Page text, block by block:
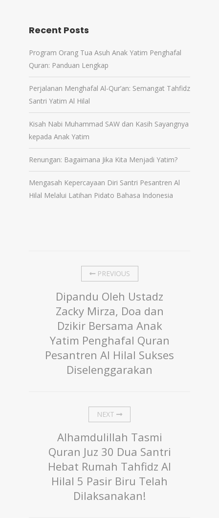
Recent Posts
Program Orang Tua Asuh Anak Yatim Penghafal
Quran: Panduan Lengkap
Perjalanan Menghafal Al-Qur’an: Semangat Tahfidz
Santri Yatim Al Hilal
Kisah Nabi Muhammad SAW dan Kasih Sayangnya
kepada Anak Yatim
Renungan: Bagaimana Jika Kita Menjadi Yatim?
Mengasah Kepercayaan Diri Santri Pesantren Al
Hilal Melalui Latihan Pidato Bahasa Indonesia
PREVIOUS
Dipandu Oleh Ustadz
Zacky Mirza, Doa dan
Dzikir Bersama Anak
Yatim Penghafal Quran
Pesantren Al Hilal Sukses
Diselenggarakan
NEXT
Alhamdulillah Tasmi
Quran Juz 30 Dua Santri
Hebat Rumah Tahfidz Al
Hilal 5 Pasir Biru Telah
Dilaksanakan!